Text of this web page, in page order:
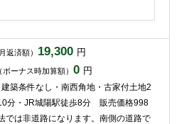
返済額） 19,300 円
ボーナス時加算額） 0 円
建築条件なし・南西角地・古家付土地2
分・JR城陽駅徒歩8分 販売価格998
は非道路になります。南側の道路で